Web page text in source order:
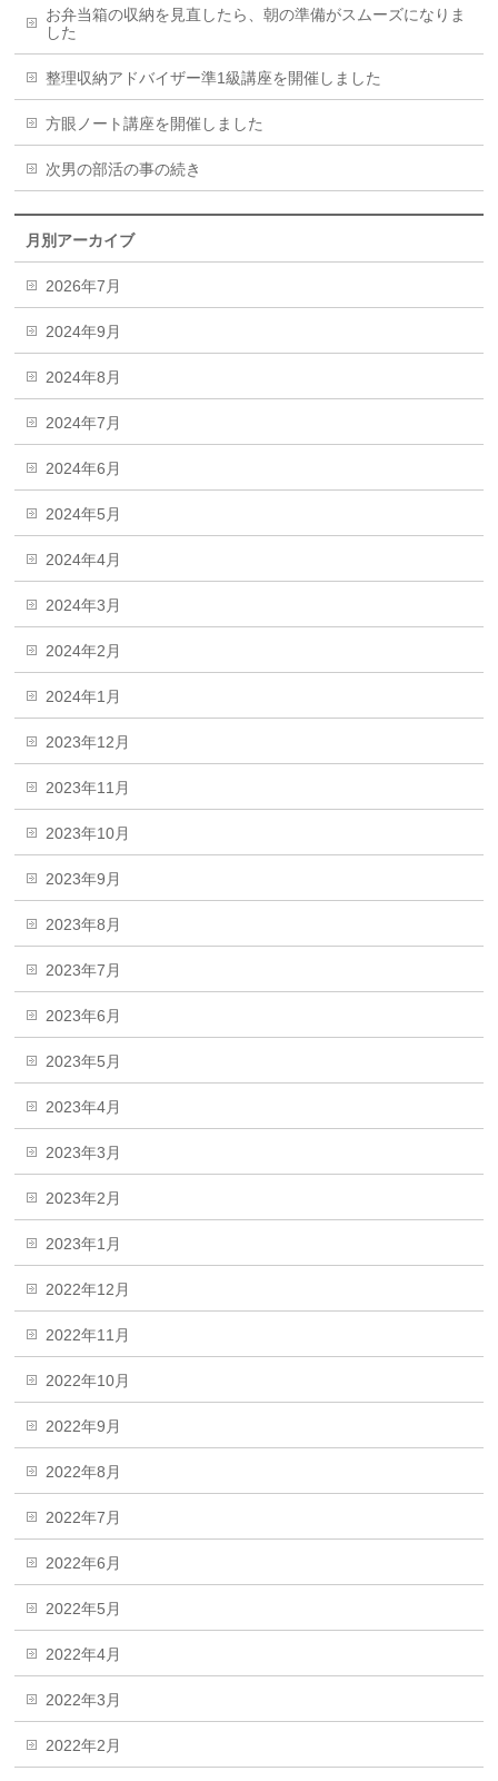
お弁当箱の収納を見直したら、朝の準備がスムーズになりま
した
整理収納アドバイザー準1級講座を開催しました
方眼ノート講座を開催しました
次男の部活の事の続き
月別アーカイブ
2026年7月
2024年9月
2024年8月
2024年7月
2024年6月
2024年5月
2024年4月
2024年3月
2024年2月
2024年1月
2023年12月
2023年11月
2023年10月
2023年9月
2023年8月
2023年7月
2023年6月
2023年5月
2023年4月
2023年3月
2023年2月
2023年1月
2022年12月
2022年11月
2022年10月
2022年9月
2022年8月
2022年7月
2022年6月
2022年5月
2022年4月
2022年3月
2022年2月